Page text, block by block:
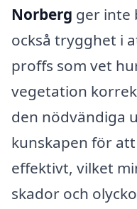
Norberg ger inte
också trygghet i
proffs som vet
vegetation
den nödvändiga
kunskapen för
effektivt, vilket
skador och